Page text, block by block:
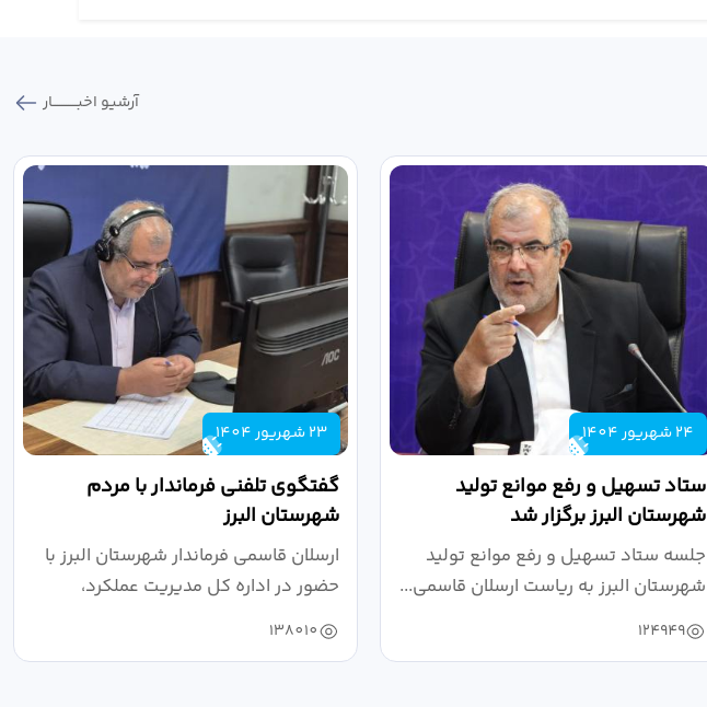
آرشیو اخبـــــــــــار
24 شهریور 1404
ستاد تسهیل و رفع موانع تولید
شهرستان البرز برگزار شد
جلسه ستاد تسهیل و رفع موانع تولید
شهرستان البرز به ریاست ارسلان قاسمی...
124949
23 شهریور 1404
گفتگوی تلفنی فرماندار با مردم
شهرستان البرز
ارسلان قاسمی فرماندار شهرستان البرز با
حضور در اداره کل مدیریت عملکرد،
بازرسی...
138010